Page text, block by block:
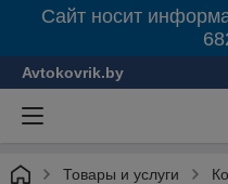
Сайт носит
Avtokovrik.by
Товары и услуги